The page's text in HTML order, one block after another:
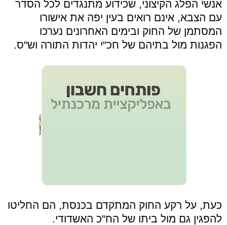
אנשי הפלג הקיצוני, שכידוע מתנגדים לכל הסדר
עם הצבא, אינם רואים בעין יפה את אישורו
המסתמן של החוק ובימים האחרונים נערכו
הפגנות מול בתיהם של חכ"י יהדות התורה וש"ס.
כעת, על רקע החוק המתקדם בכנסת, הם החליטו
להפגין גם מול ביתו של הח"כ האשדודי.